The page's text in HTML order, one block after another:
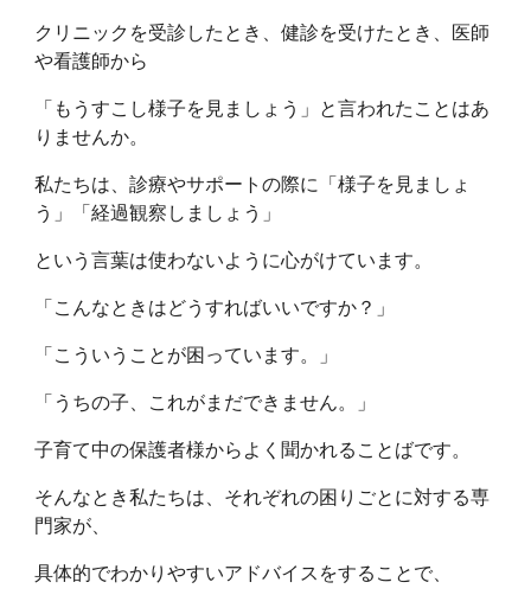
クリニックを受診したとき、健診を受けたとき、医師
や看護師から
「もうすこし様子を見ましょう」と言われたことはあ
りませんか。
私たちは、診療やサポートの際に「様子を見ましょ
う」「経過観察しましょう」
という言葉は使わないように心がけています。
「こんなときはどうすればいいですか？」
「こういうことが困っています。」
「うちの子、これがまだできません。」
子育て中の保護者様からよく聞かれることばです。
そんなとき私たちは、それぞれの困りごとに対する専
門家が、
具体的でわかりやすいアドバイスをすることで、